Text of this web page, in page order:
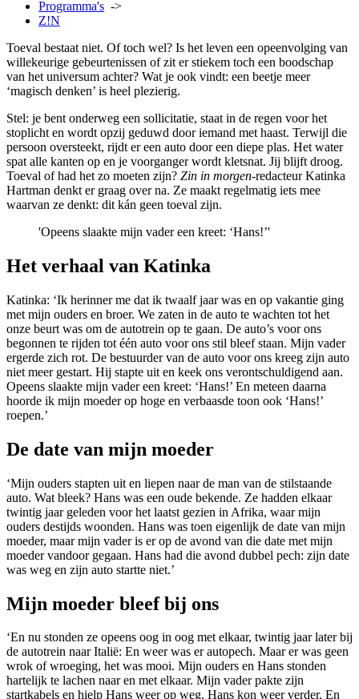
Programma's ->
Z!N
Toeval bestaat niet. Of toch wel? Is het leven een opeenvolging van
willekeurige gebeurtenissen of zit er stiekem toch een boodschap
van het universum achter? Wat je ook vindt: een beetje meer
‘magisch denken’ is heel plezierig.
Stel: je bent onderweg een sollicitatie, staat in de regen voor het
stoplicht en wordt opzij geduwd door iemand met haast. Terwijl die
persoon oversteekt, rijdt er een auto door een diepe plas. Het water
spat alle kanten op en je voorganger wordt kletsnat. Jij blijft droog.
Toeval of had het zo moeten zijn? Zin in morgen-redacteur Katinka
Hartman denkt er graag over na. Ze maakt regelmatig iets mee
waarvan ze denkt: dit kán geen toeval zijn.
'Opeens slaakte mijn vader een kreet: ‘Hans!’'
Het verhaal van Katinka
Katinka: ‘Ik herinner me dat ik twaalf jaar was en op vakantie ging
met mijn ouders en broer. We zaten in de auto te wachten tot het
onze beurt was om de autotrein op te gaan. De auto’s voor ons
begonnen te rijden tot één auto voor ons stil bleef staan. Mijn vader
ergerde zich rot. De bestuurder van de auto voor ons kreeg zijn auto
niet meer gestart. Hij stapte uit en keek ons verontschuldigend aan.
Opeens slaakte mijn vader een kreet: ‘Hans!’ En meteen daarna
hoorde ik mijn moeder op hoge en verbaasde toon ook ‘Hans!’
roepen.’
De date van mijn moeder
‘Mijn ouders stapten uit en liepen naar de man van de stilstaande
auto. Wat bleek? Hans was een oude bekende. Ze hadden elkaar
twintig jaar geleden voor het laatst gezien in Afrika, waar mijn
ouders destijds woonden. Hans was toen eigenlijk de date van mijn
moeder, maar mijn vader is er op de avond van die date met mijn
moeder vandoor gegaan. Hans had die avond dubbel pech: zijn date
was weg en zijn auto startte niet.’
Mijn moeder bleef bij ons
‘En nu stonden ze opeens oog in oog met elkaar, twintig jaar later bij
de autotrein naar Italië: En weer was er autopech. Maar er was geen
wrok of wroeging, het was mooi. Mijn ouders en Hans stonden
hartelijk te lachen naar en met elkaar. Mijn vader pakte zijn
startkabels en hielp Hans weer op weg. Hans kon weer verder. En